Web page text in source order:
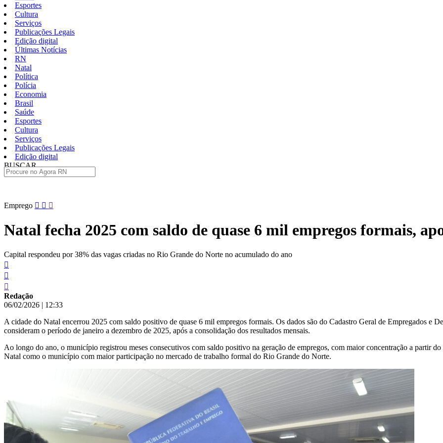
Esportes
Cultura
Serviços
Publicações Legais
Edição digital
Últimas Notícias
RN
Natal
Política
Polícia
Economia
Brasil
Saúde
Esportes
Cultura
Serviços
Publicações Legais
Edição digital
BUSCAR
Pular
para
conteúdo
Emprego
Natal fecha 2025 com saldo de quase 6 mil empregos formais,
Capital respondeu por 38% das vagas criadas no Rio Grande do Norte no acumulado do ano
Redação
06/02/2026 | 12:33
A cidade do Natal encerrou 2025 com saldo positivo de quase 6 mil empregos formais. Os dados são do Cadastro Geral de Empregados e
consideram o período de janeiro a dezembro de 2025, após a consolidação dos resultados mensais.
Ao longo do ano, o município registrou meses consecutivos com saldo positivo na geração de empregos, com maior concentração a partir
Natal como o município com maior participação no mercado de trabalho formal do Rio Grande do Norte.